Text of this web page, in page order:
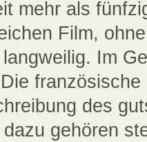
mehr als
Film,
Im
französische
des
gehören